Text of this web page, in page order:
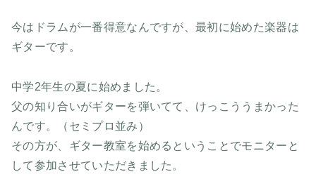
今はドラムが一番得意なんですが、最初に始めた楽器は
ギターです。
中学2年生の夏に始めました。
父の知り合いがギターを弾いてて、けっこううまかった
んです。（セミプロ並み）
その方が、ギター教室を始めるということでモニターと
して参加させていただきました。